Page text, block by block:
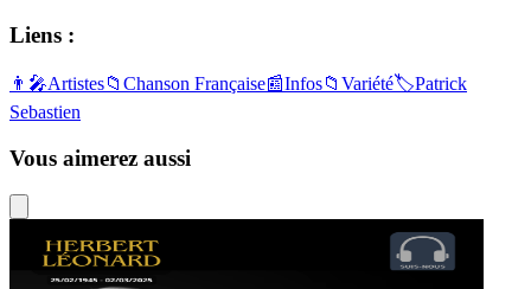
Liens :
👨‍🎤Artistes📁 Chanson Française📰Infos📁 Variété🏷️Patrick
Sebastien
Vous aimerez aussi